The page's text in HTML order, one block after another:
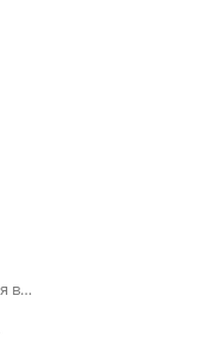
Коврики для ванн